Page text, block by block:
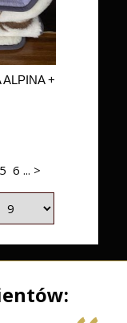
ALPINA +
5 6 ... >